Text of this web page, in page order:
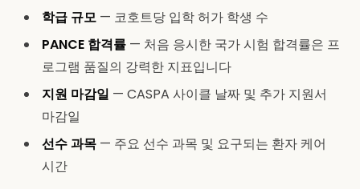
학급 규모 — 코호트당 입학 허가 학생 수
PANCE 합격률 — 처음 응시한 국가 시험 합격률은 프
로그램 품질의 강력한 지표입니다
지원 마감일 — CASPA 사이클 날짜 및 추가 지원서
마감일
선수 과목 — 주요 선수 과목 및 요구되는 환자 케어
시간